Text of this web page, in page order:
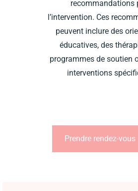
recommandations
l’intervention. Ces
peuvent inclure des
éducatives, des
programmes de soutien
interventions
Prendre rendez-vous